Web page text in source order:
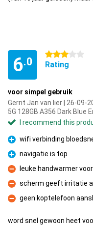
6.0
3 stars
Rating
voor simpel gebruik
Gerrit Jan van lier | 26-09-
5G 128GB A356 Dark Blue
I recommend this
Pro
wifi verbinding
Pro
navigatie is top
Con
leuke handwarmer
Con
scherm geeft irritatie
Con
geen koptelefoon
word snel gewoon heet